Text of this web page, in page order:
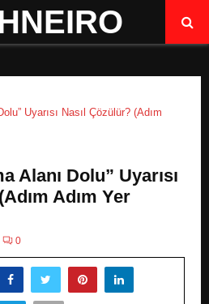
Uyarısı Nasıl Çözülür? (Adım
Alanı Dolu” Uyarısı
Adım Yer
0